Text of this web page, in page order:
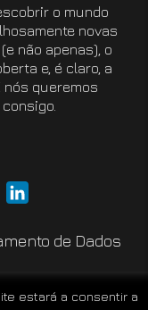
estará a consentir a
o mundo
novas
não apenas), o
e, é claro, a
nós queremos
de Dados